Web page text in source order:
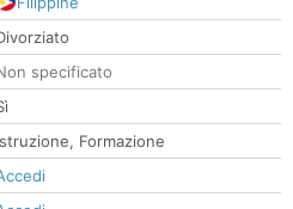
specificato
Formazione